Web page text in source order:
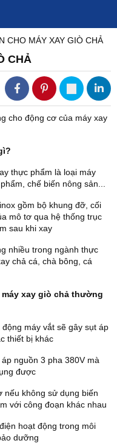
CHO MÁY XAY GIÒ CHẢ
CHẢ
cho động cơ của máy xay
thực phẩm là loại máy
chế biến nông sản...
gồm bộ khung đỡ, cối
mô tơ qua hệ thống trục
sau khi xay
nhiều trong ngành thực
chả cá, chà bông, cá
xay giò chả thường
máy vắt sẽ gây sụt áp
thiết bị khác
nguồn 3 pha 380V mà
được
nếu không sử dụng biến
với công đoạn khác nhau
hoạt động trong môi
dưỡng